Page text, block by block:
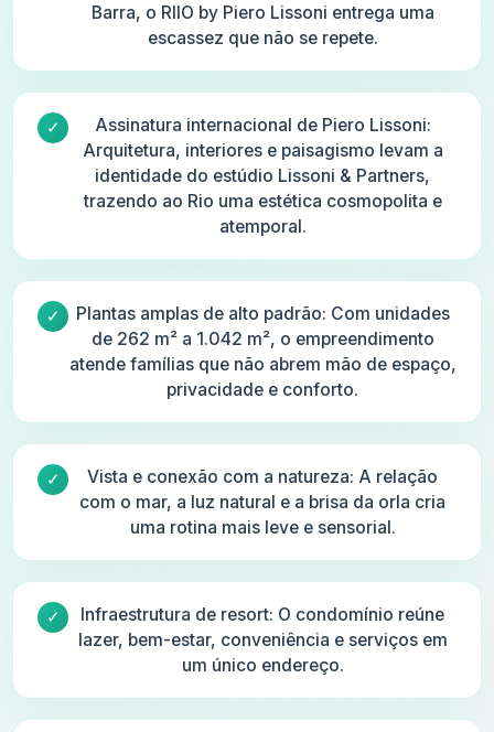
Barra, o RIIO by Piero Lissoni entrega uma
escassez que não se repete.
Assinatura internacional de Piero Lissoni:
Arquitetura, interiores e paisagismo levam a
identidade do estúdio Lissoni & Partners,
trazendo ao Rio uma estética cosmopolita e
atemporal.
Plantas amplas de alto padrão: Com unidades
de 262 m² a 1.042 m², o empreendimento
atende famílias que não abrem mão de espaço,
privacidade e conforto.
Vista e conexão com a natureza: A relação
com o mar, a luz natural e a brisa da orla cria
uma rotina mais leve e sensorial.
Infraestrutura de resort: O condomínio reúne
lazer, bem-estar, conveniência e serviços em
um único endereço.